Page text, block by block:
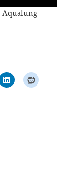
Aqualung
Breath)